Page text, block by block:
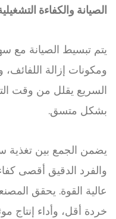
الصيانة والكفاءة
يتم تبسيط الصيانة مع
ومكونات إزالة
السريع يقلل من وقت
بشكل متسق.
يضمن الجمع بين تغذية
والفرد الدقيق أقصى
عالية القوة. يحقق
خردة أقل، وأداء إنتاج